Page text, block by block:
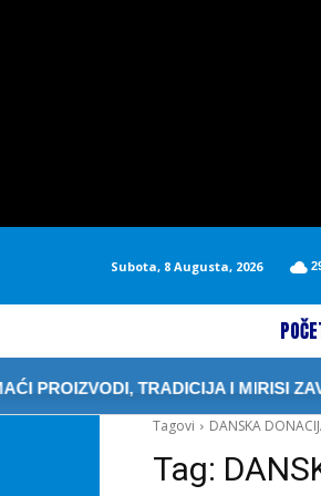
Subota, 8 Augusta, 2026
PROIZVODI, TRADICIJA I MIRISI
Tagovi
DANSKA
Tag: